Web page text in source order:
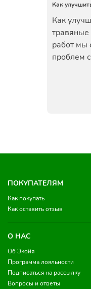
Как
Как
работ мы
проблем
ПОКУПАТЕЛЯМ
Как покупать
Как оставить отзыв
О НАС
Об Экойя
Программа лояльности
Подписаться на рассылку
Вопросы и ответы